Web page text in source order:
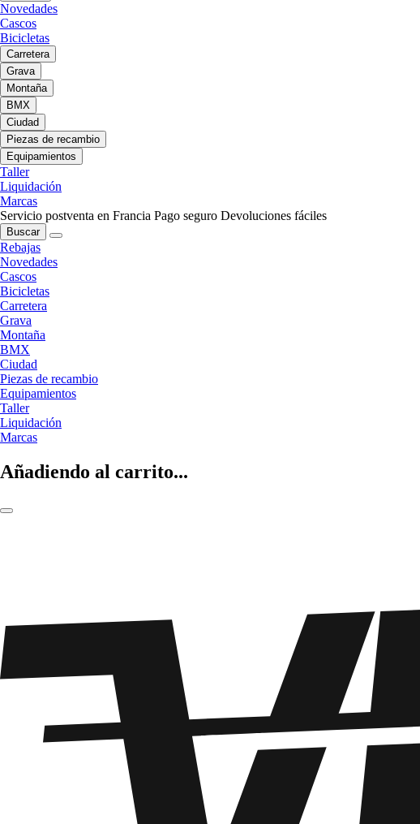
Novedades
Cascos
Bicicletas
Carretera
Grava
Montaña
BMX
Ciudad
Piezas de recambio
Equipamientos
Taller
Liquidación
Marcas
Servicio postventa en Francia Pago seguro Devoluciones fáciles
Buscar
Rebajas
Novedades
Cascos
Bicicletas
Carretera
Grava
Montaña
BMX
Ciudad
Piezas de recambio
Equipamientos
Taller
Liquidación
Marcas
Añadiendo al carrito...